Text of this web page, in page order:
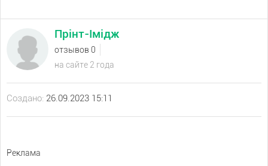
Прінт-Імідж
отзывов 0
на сайте 2 года
Создано: 26.09.2023 15:11
Реклама